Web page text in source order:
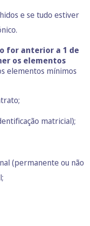
e se tudo estiver
for anterior a 1 de
os elementos
elementos mínimos
matricial);
(permanente ou não